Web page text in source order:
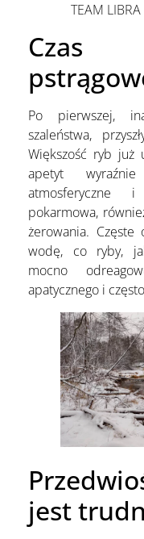
TEAM LIBRA
Po pierwszej,
szaleństwa,
Większość ryb już
apetyt
atmosferyczne
pokarmowa,
żerowania. Częste
wodę, co ryby,
mocno
apatycznego i
jest